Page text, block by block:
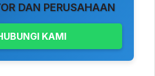
DAN PERUSAHAAN
KAMI